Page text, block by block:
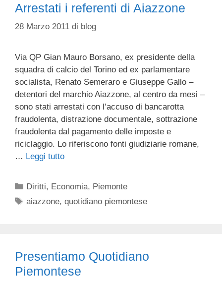
Arrestati i referenti di Aiazzone
28 Marzo 2011 di blog
Via QP Gian Mauro Borsano, ex presidente della
squadra di calcio del Torino ed ex parlamentare
socialista, Renato Semeraro e Giuseppe Gallo –
detentori del marchio Aiazzone, al centro da mesi –
sono stati arrestati con l’accuso di bancarotta
fraudolenta, distrazione documentale, sottrazione
fraudolenta dal pagamento delle imposte e
riciclaggio. Lo riferiscono fonti giudiziarie romane,
… Leggi tutto
Categorie
Diritti, Economia, Piemonte
Tag
aiazzone,quotidiano piemontese
Presentiamo Quotidiano
Piemontese